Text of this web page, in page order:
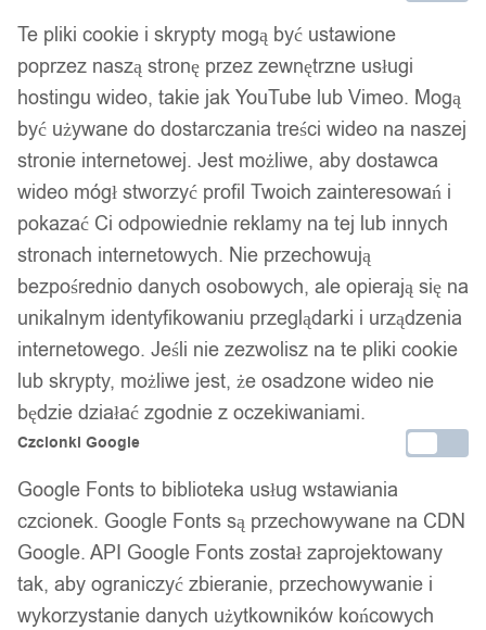
Dostawa w 24h
Zamówienia złożone do 14:00 wysyłamy tego samego dnia.
Dostawa w 24h
Zamówienia złożone do 14:00 wysyłamy tego samego dnia.
Kod produktu:JU02
Dostępny w magazynie - szybka dostawa
Dodaj do koszyka
Zamówienia złożone do 14:00 w dni robocze wysyłamy tego
samego dnia.
Bezpieczne płatności
14 dni na zwrot
Te pliki cookie i skrypty mogą być ustawione
poprzez naszą stronę przez zewnętrzne usługi
hostingu wideo, takie jak YouTube lub Vimeo. Mogą
być używane do dostarczania treści wideo na naszej
stronie internetowej. Jest możliwe, aby dostawca
wideo mógł stworzyć profil Twoich zainteresowań i
pokazać Ci odpowiednie reklamy na tej lub innych
stronach internetowych. Nie przechowują
bezpośrednio danych osobowych, ale opierają się na
unikalnym identyfikowaniu przeglądarki i urządzenia
internetowego. Jeśli nie zezwolisz na te pliki cookie
lub skrypty, możliwe jest, że osadzone wideo nie
będzie działać zgodnie z oczekiwaniami.
Czcionki Google
Google Fonts to biblioteka usług wstawiania
czcionek. Google Fonts są przechowywane na CDN
Google. API Google Fonts został zaprojektowany
tak, aby ograniczyć zbieranie, przechowywanie i
wykorzystanie danych użytkowników końcowych